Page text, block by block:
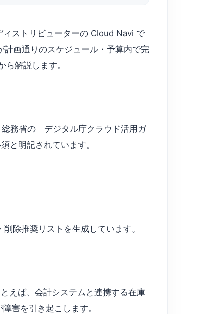
ストリビューターの Cloud Navi で
画通りのスケジュール・予算内で完
解説します。
務省の「デジタル庁クラウド活用ガ
と明記されています。
除推奨リストを生成しています。
えば、会計システムと連携する在庫
害を引き起こします。